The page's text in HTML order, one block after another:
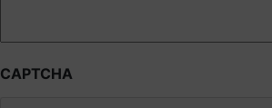
CAPTCHA